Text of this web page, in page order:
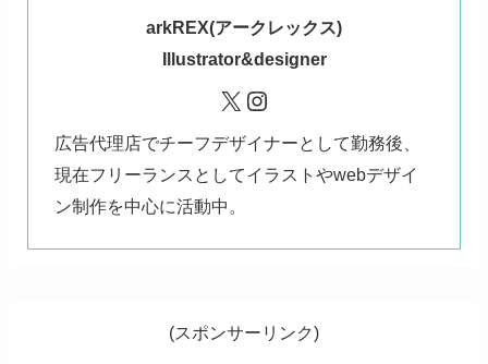
arkREX(アークレックス)
Illustrator&designer
X Instagram
広告代理店でチーフデザイナーとして勤務後、
現在フリーランスとしてイラストやwebデザイ
ン制作を中心に活動中。
(スポンサーリンク)